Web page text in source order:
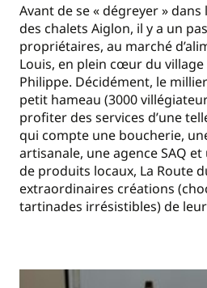
Avant de se « dégreyer »
des chalets Aiglon, il y a un
propriétaires, au marché
Louis, en plein cœur du village
Philippe. Décidément, le
petit hameau (3000
profiter des services d’une
qui compte une boucherie,
artisanale, une agence SAQ
de produits locaux, La Route
extraordinaires créations
tartinades irrésistibles) de